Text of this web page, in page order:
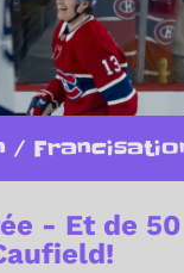
/
- Et de 50